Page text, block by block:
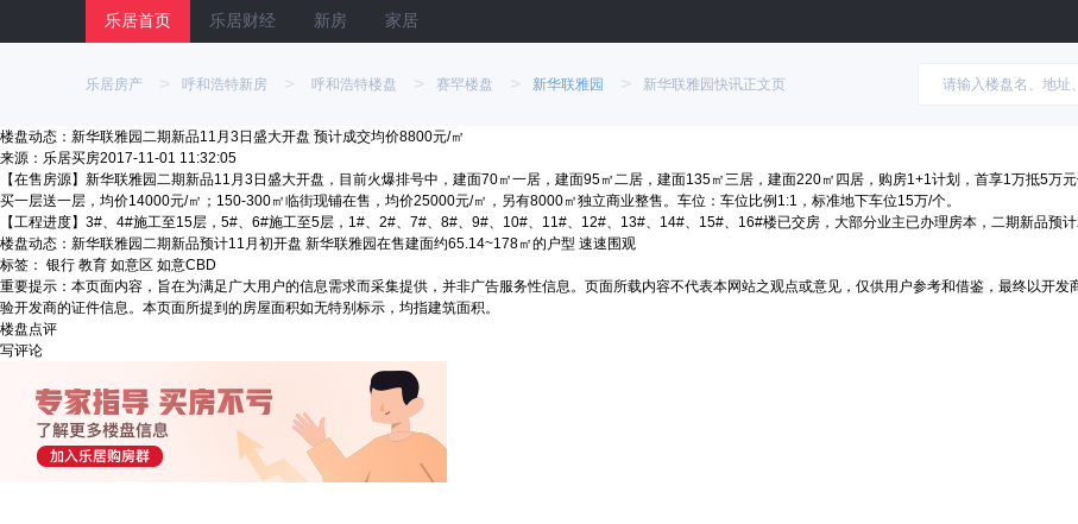
乐居首页 乐居财经 新房 家居
乐居房产 > 呼和浩特新房 > 呼和浩特楼盘 > 赛罕楼盘 > 新华联雅园 > 新华联雅园快讯正文页
楼盘动态：新华联雅园二期新品11月3日盛大开盘 预计成交均价8800元/㎡
来源：乐居买房2017-11-01 11:32:05
【在售房源】 新华联雅园二期新品11月3日盛大开盘，目前火爆排号中，建面70㎡一居，建面95㎡二居，建面135㎡三居，建面220㎡四居，购房1+1计划，首享1万抵5万
买一层送一层，均价14000元/㎡；150-300㎡临街现铺在售，均价25000元/㎡，另有8000㎡独立商业整售。车位：车位比例1:1，标准地下车位15万/个。
【工程进度】3#、4#施工至15层，5#、6#施工至5层，1#、2#、7#、8#、9#、10#、11#、12#、13#、14#、15#、16#楼已交房，大部分业主已办理房本，二期新品预计
楼盘动态：新华联雅园二期新品预计11月初开盘 新华联雅园在售建面约65.14~178㎡的户型 速速围观
标签： 银行 教育 如意区 如意CBD
重要提示：本页面内容，旨在为满足广大用户的信息需求而采集提供，并非广告服务性信息。页面所载内容不代表本网站之观点或意见，仅供用户参考和借鉴，最终以开
验开发商的证件信息。本页面所提到的房屋面积如无特别标示，均指建筑面积。
楼盘点评
写评论